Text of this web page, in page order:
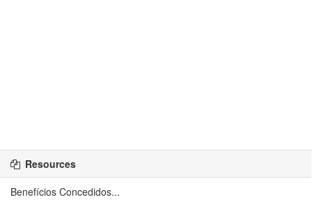
Resources
Benefícios Concedidos...